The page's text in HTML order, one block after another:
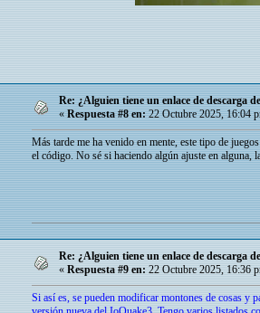
Re: ¿Alguien tiene un enlace de descarga
«Respuesta #8 en:22 Octubre 2025, 16:04
Más tarde me ha venido en mente, este tipo de
el código. No sé si haciendo algún ajuste en alguna,
Re: ¿Alguien tiene un enlace de descarga
« Respuesta #9 en: 22 Octubre 2025, 16:36
Si así es, se pueden modificar montones de cosas y